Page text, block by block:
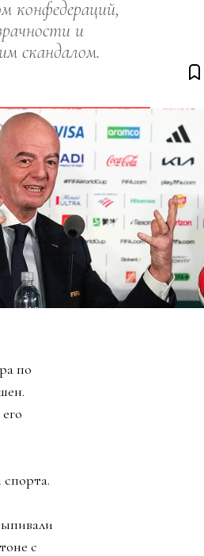
конфедераций,
и
скандалом.
по
спорта.
с